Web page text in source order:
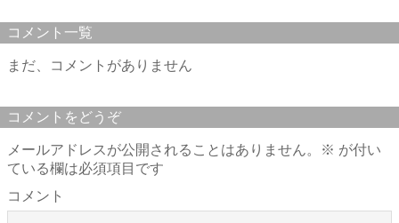
コメント一覧
まだ、コメントがありません
コメントをどうぞ
メールアドレスが公開されることはありません。 ※ が付い
ている欄は必須項目です
コメント